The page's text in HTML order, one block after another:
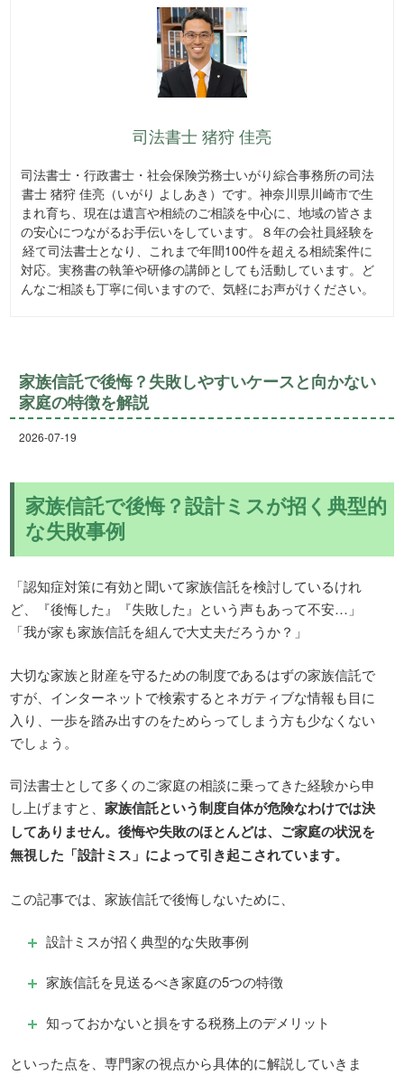
司法書士 猪狩 佳亮
司法書士・行政書士・社会保険労務士いがり綜合事務所の司法
書士 猪狩 佳亮（いがり よしあき）です。神奈川県川崎市で生
まれ育ち、現在は遺言や相続のご相談を中心に、地域の皆さま
の安心につながるお手伝いをしています。８年の会社員経験を
経て司法書士となり、これまで年間100件を超える相続案件に
対応。実務書の執筆や研修の講師としても活動しています。ど
んなご相談も丁寧に伺いますので、気軽にお声がけください。
家族信託で後悔？失敗しやすいケースと向かない
家庭の特徴を解説
2026-07-19
家族信託で後悔？設計ミスが招く典型的
な失敗事例
「認知症対策に有効と聞いて家族信託を検討しているけれ
ど、『後悔した』『失敗した』という声もあって不安…」
「我が家も家族信託を組んで大丈夫だろうか？」
大切な家族と財産を守るための制度であるはずの家族信託で
すが、インターネットで検索するとネガティブな情報も目に
入り、一歩を踏み出すのをためらってしまう方も少なくない
でしょう。
司法書士として多くのご家庭の相談に乗ってきた経験から申
し上げますと、家族信託という制度自体が危険なわけでは決
してありません。後悔や失敗のほとんどは、ご家庭の状況を
無視した「設計ミス」によって引き起こされています。
この記事では、家族信託で後悔しないために、
設計ミスが招く典型的な失敗事例
家族信託を見送るべき家庭の5つの特徴
知っておかないと損をする税務上のデメリット
といった点を、専門家の視点から具体的に解説していきま